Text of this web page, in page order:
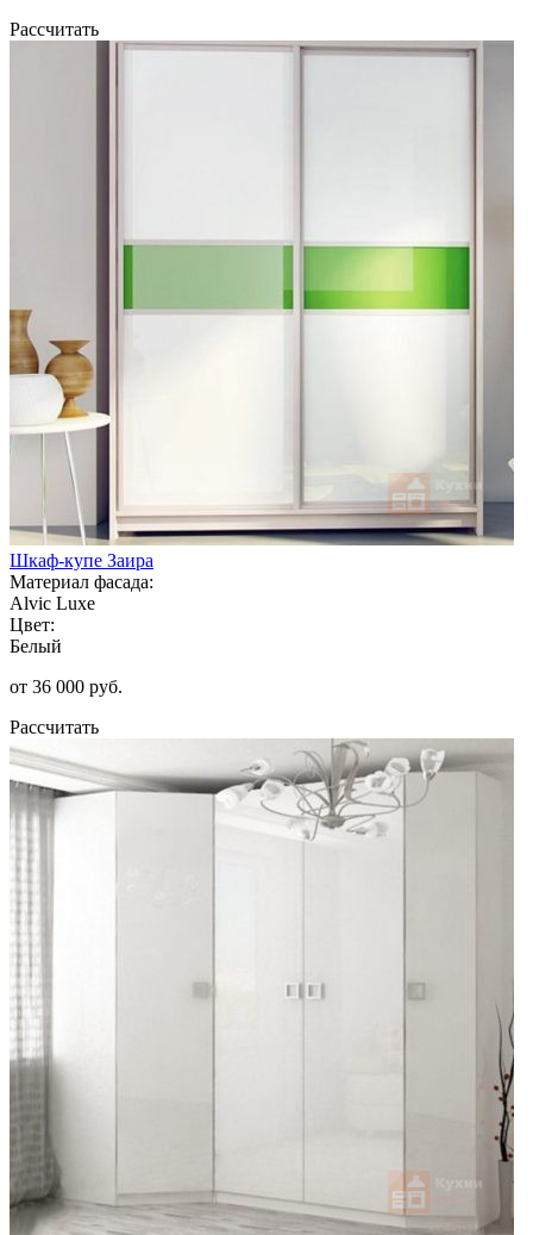
Рассчитать
Шкаф-купе Заира
Материал фасада:
Alvic Luxe
Цвет:
Белый
от 36 000 руб.
Рассчитать